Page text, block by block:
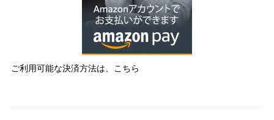
ご利用可能な決済方法は、こちら